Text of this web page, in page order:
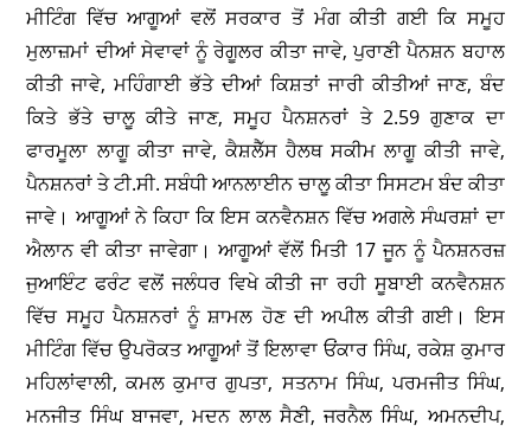
ਮੀਟਿੰਗ ਵਿੱਚ ਆਗੂਆਂ ਵਲੋਂ ਸਰਕਾਰ ਤੋਂ ਮੰਗ ਕੀਤੀ ਗਈ ਕਿ ਸਮੂਹ
ਮੁਲਾਜ਼ਮਾਂ ਦੀਆਂ ਸੇਵਾਵਾਂ ਨੂੰ ਰੇਗੂਲਰ ਕੀਤਾ ਜਾਵੇ, ਪੁਰਾਣੀ ਪੈਨਸ਼ਨ ਬਹਾਲ
ਕੀਤੀ ਜਾਵੇ, ਮਹਿੰਗਾਈ ਭੱਤੇ ਦੀਆਂ ਕਿਸ਼ਤਾਂ ਜਾਰੀ ਕੀਤੀਆਂ ਜਾਣ, ਬੰਦ
ਕਿਤੇ ਭੱਤੇ ਚਾਲੂ ਕੀਤੇ ਜਾਣ, ਸਮੂਹ ਪੈਨਸ਼ਨਰਾਂ ਤੇ 2.59 ਗੁਣਾਕ ਦਾ
ਫਾਰਮੂਲਾ ਲਾਗੂ ਕੀਤਾ ਜਾਵੇ, ਕੈਸ਼ਲੈੱਸ ਹੈਲਥ ਸਕੀਮ ਲਾਗੂ ਕੀਤੀ ਜਾਵੇ,
ਪੈਨਸ਼ਨਰਾਂ ਤੇ ਟੀ.ਸੀ. ਸਬੰਧੀ ਆਨਲਾਈਨ ਚਾਲੂ ਕੀਤਾ ਸਿਸਟਮ ਬੰਦ ਕੀਤਾ
ਜਾਵੇ। ਆਗੂਆਂ ਨੇ ਕਿਹਾ ਕਿ ਇਸ ਕਨਵੈਨਸ਼ਨ ਵਿੱਚ ਅਗਲੇ ਸੰਘਰਸ਼ਾਂ ਦਾ
ਐਲਾਨ ਵੀ ਕੀਤਾ ਜਾਵੇਗਾ। ਆਗੂਆਂ ਵੱਲੋਂ ਮਿਤੀ 17 ਜੂਨ ਨੂੰ ਪੈਨਸ਼ਨਰਜ਼
ਜੁਆਇੰਟ ਫਰੰਟ ਵਲੋਂ ਜਲੰਧਰ ਵਿਖੇ ਕੀਤੀ ਜਾ ਰਹੀ ਸੂਬਾਈ ਕਨਵੈਨਸ਼ਨ
ਵਿੱਚ ਸਮੂਹ ਪੈਨਸ਼ਨਰਾਂ ਨੂੰ ਸ਼ਾਮਲ ਹੋਣ ਦੀ ਅਪੀਲ ਕੀਤੀ ਗਈ। ਇਸ
ਮੀਟਿੰਗ ਵਿੱਚ ਉਪਰੋਕਤ ਆਗੂਆਂ ਤੋਂ ਇਲਾਵਾ ਓਂਕਾਰ ਸਿੰਘ, ਰਕੇਸ਼ ਕੁਮਾਰ
ਮਹਿਲਾਂਵਾਲੀ, ਕਮਲ ਕੁਮਾਰ ਗੁਪਤਾ, ਸਤਨਾਮ ਸਿੰਘ, ਪਰਮਜੀਤ ਸਿੰਘ,
ਮਨਜੀਤ ਸਿੰਘ ਬਾਜਵਾ, ਮਦਨ ਲਾਲ ਸੈਣੀ, ਜਰਨੈਲ ਸਿੰਘ, ਅਮਨਦੀਪ,